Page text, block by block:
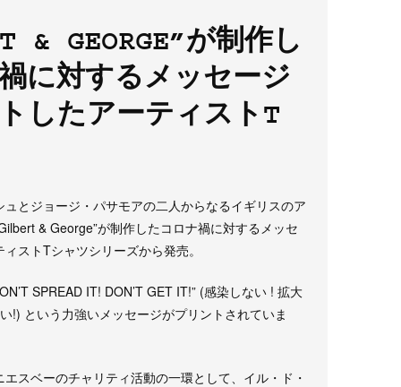
& GEORGE”が制作し
に対するメッセージ
したアーティストT
とジョージ・パサモアの二人からなるイギリスのア
& George”が制作したコロナ禍に対するメッセ
ストTシャツシリーズから発売。
SPREAD IT! DON’T GET IT!” (感染しない ! 拡大
!) という力強いメッセージがプリントされていま
スベーのチャリティ活動の一環として、イル・ド・